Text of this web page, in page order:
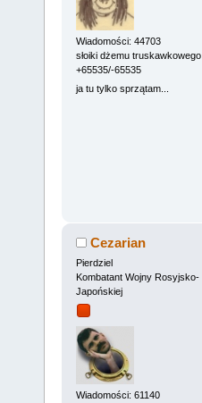
Wiadomości: 44703
słoiki dżemu truskawkowego
+65535/-65535
ja tu tylko sprzątam...
Cezarian
Pierdziel
Kombatant Wojny Rosyjsko-
Japońskiej
Wiadomości: 61140